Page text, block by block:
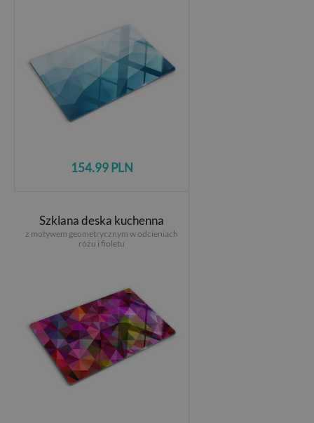
154.99 PLN
Szklana deska kuchenna
z motywem geometrycznym w odcieniach
różu i fioletu